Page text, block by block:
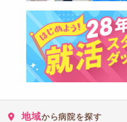
地域から病院を探す